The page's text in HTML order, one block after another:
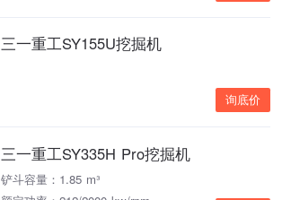
三一重工SY155U挖掘机
询底价
三一重工SY335H Pro挖掘机
铲斗容量：1.85 m³